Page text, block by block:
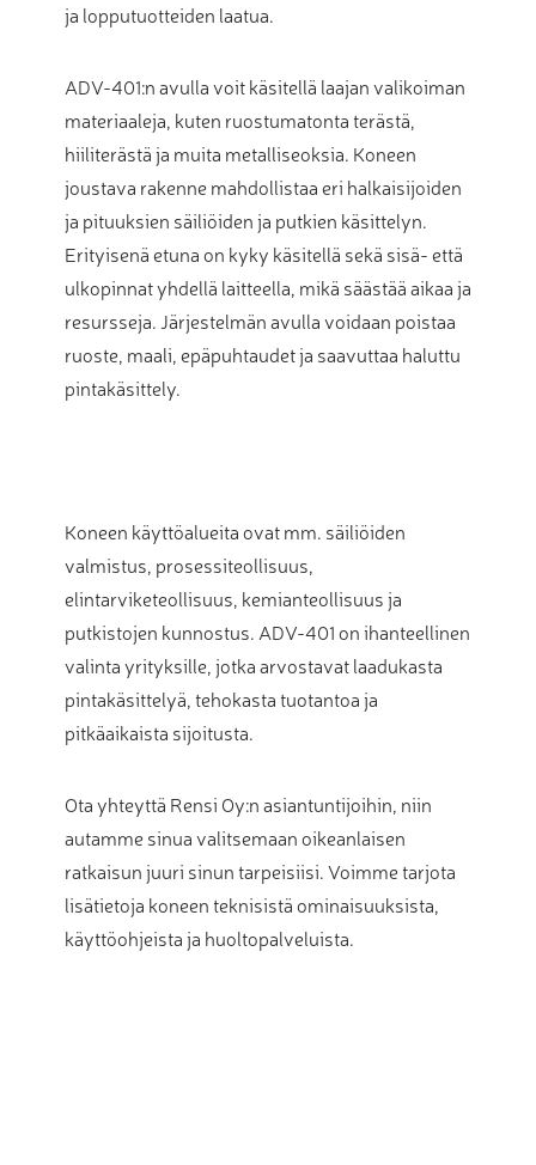
ja lopputuotteiden laatua.
ADV-401:n avulla voit käsitellä laajan valikoiman
materiaaleja, kuten ruostumatonta terästä,
hiiliterästä ja muita metalliseoksia. Koneen
joustava rakenne mahdollistaa eri halkaisijoiden
ja pituuksien säiliöiden ja putkien käsittelyn.
Erityisenä etuna on kyky käsitellä sekä sisä- että
ulkopinnat yhdellä laitteella, mikä säästää aikaa ja
resursseja. Järjestelmän avulla voidaan poistaa
ruoste, maali, epäpuhtaudet ja saavuttaa haluttu
pintakäsittely.
Koneen käyttöalueita ovat mm. säiliöiden
valmistus, prosessiteollisuus,
elintarviketeollisuus, kemianteollisuus ja
putkistojen kunnostus. ADV-401 on ihanteellinen
valinta yrityksille, jotka arvostavat laadukasta
pintakäsittelyä, tehokasta tuotantoa ja
pitkäaikaista sijoitusta.
Ota yhteyttä Rensi Oy:n asiantuntijoihin, niin
autamme sinua valitsemaan oikeanlaisen
ratkaisun juuri sinun tarpeisiisi. Voimme tarjota
lisätietoja koneen teknisistä ominaisuuksista,
käyttöohjeista ja huoltopalveluista.